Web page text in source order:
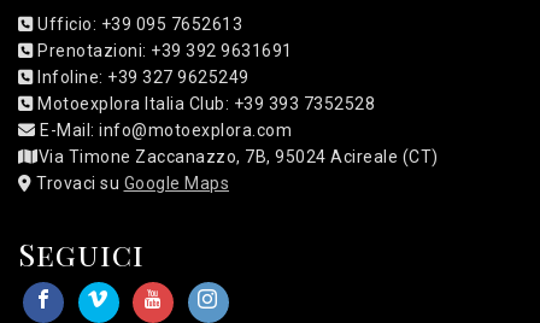
Ufficio: +39 095 7652613
Prenotazioni: +39 392 9631691
Infoline: +39 327 9625249
Motoexplora Italia Club: +39 393 7352528
E-Mail: info@motoexplora.com
Via Timone Zaccanazzo, 7B, 95024 Acireale (CT)
Trovaci su Google Maps
Seguici